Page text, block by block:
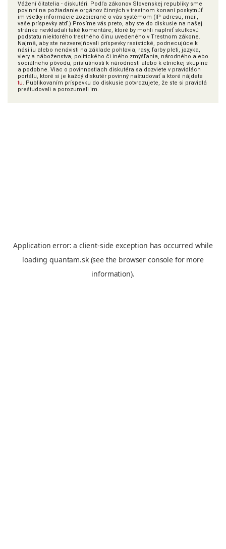
Vážení čitatelia - diskutéri. Podľa zákonov Slovenskej republiky sme
povinní na požiadanie orgánov činných v trestnom konaní poskytnúť
im všetky informácie zozbierané o vás systémom (IP adresu, mail,
vaše príspevky atď.) Prosíme vás preto, aby ste do diskusie na našej
stránke nevkladali také komentáre, ktoré by mohli naplniť skutkovú
podstatu niektorého trestného činu uvedeného v Trestnom zákone.
Najmä, aby ste nezverejňovali príspevky rasistické, podnecujúce k
násiliu alebo nenávisti na základe pohlavia, rasy, farby pleti, jazyka,
viery a náboženstva, politického či iného zmýšľania, národného alebo
sociálneho pôvodu, príslušnosti k národnosti alebo k etnickej skupine
a podobne. Viac o povinnostiach diskutéra sa dozviete v pravidlách
portálu, ktoré si je každý diskutér povinný naštudovať a ktoré nájdete
tu. Publikovaním príspevku do diskusie potvrdzujete, že ste si pravidlá
preštudovali a porozumeli im.